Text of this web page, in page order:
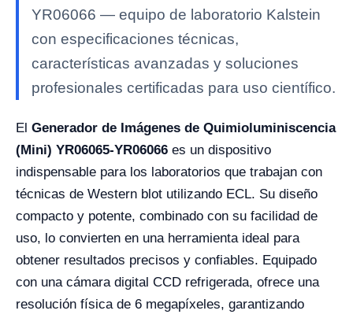
YR06066 — equipo de laboratorio Kalstein
con especificaciones técnicas,
características avanzadas y soluciones
profesionales certificadas para uso científico.
El Generador de Imágenes de Quimioluminiscencia
(Mini) YR06065-YR06066 es un dispositivo
indispensable para los laboratorios que trabajan con
técnicas de Western blot utilizando ECL. Su diseño
compacto y potente, combinado con su facilidad de
uso, lo convierten en una herramienta ideal para
obtener resultados precisos y confiables. Equipado
con una cámara digital CCD refrigerada, ofrece una
resolución física de 6 megapíxeles, garantizando